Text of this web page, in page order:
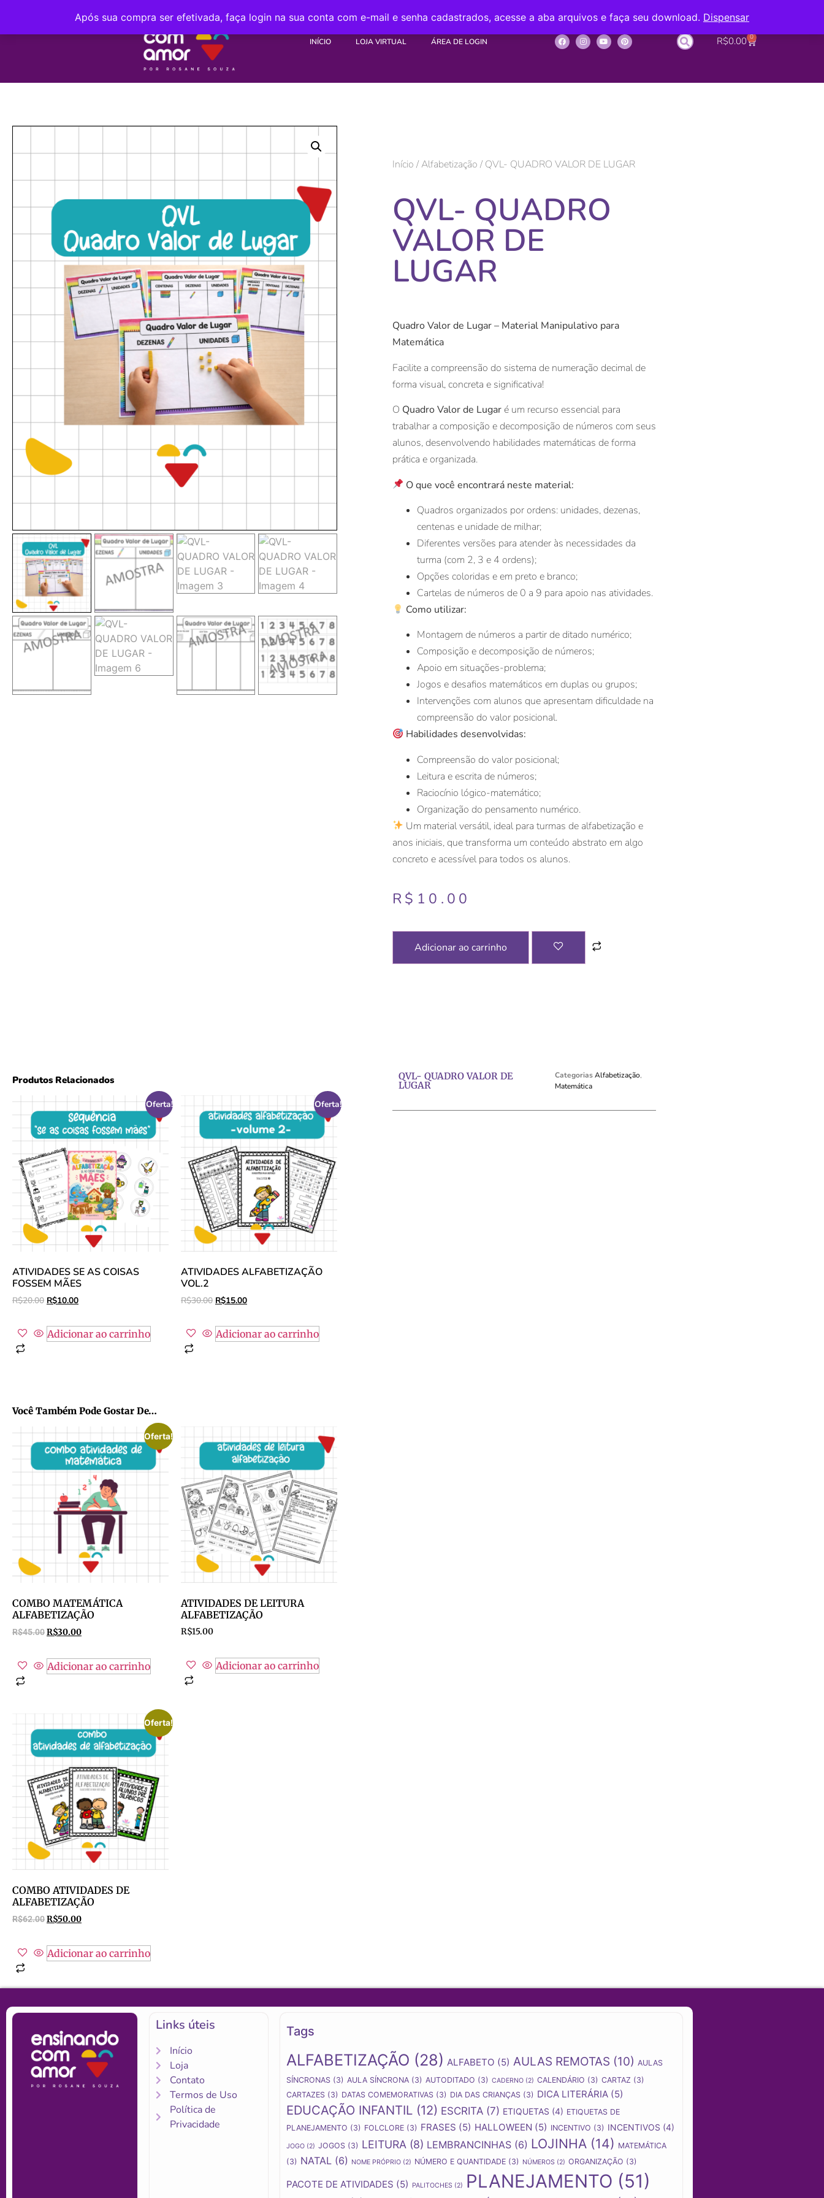
Após sua compra ser efetivada, faça login na sua conta com e-mail e senha cadastrados, acesse a aba arquivos e faça seu download. Dispensar
INÍCIO LOJA VIRTUAL ÁREA DE LOGIN R$0.00 0
Início /Alfabetização / QVL- QUADRO VALOR DE LUGAR
QVL- QUADRO
VALOR DE
LUGAR
Quadro Valor de Lugar – Material Manipulativo para
Matemática
Facilite a compreensão do sistema de numeração decimal de
forma visual, concreta e significativa!
O Quadro Valor de Lugaré um recurso essencial para
trabalhar a composição e decomposição de números com seus
alunos, desenvolvendo habilidades matemáticas de forma
prática e organizada.
O que você encontrará neste material:
Quadros organizados por ordens: unidades, dezenas,
centenas e unidade de milhar;
Diferentes versões para atender às necessidades da
turma (com 2, 3 e 4 ordens);
Opções coloridas e em preto e branco;
Cartelas de números de 0 a 9 para apoio nas atividades.
Como utilizar:
Montagem de números a partir de ditado numérico;
Composição e decomposição de números;
Apoio em situações-problema;
Jogos e desafios matemáticos em duplas ou grupos;
Intervenções com alunos que apresentam dificuldade na
compreensão do valor posicional.
Habilidades desenvolvidas:
Compreensão do valor posicional;
Leitura e escrita de números;
Raciocínio lógico-matemático;
Organização do pensamento numérico.
Um material versátil, ideal para turmas de alfabetização e
anos iniciais, que transforma um conteúdo abstrato em algo
concreto e acessível para todos os alunos.
R$ 10.00
Adicionar ao carrinho
Produtos Relacionados
Oferta!
ATIVIDADES SE AS COISAS
FOSSEM MÃES
R$20.00 R$10.00
Adicionar ao carrinho
Oferta!
ATIVIDADES ALFABETIZAÇÃO
VOL.2
R$30.00 R$15.00
Adicionar ao carrinho
Você Também Pode Gostar De…
Oferta!
COMBO MATEMÁTICA
ALFABETIZAÇÃO
R$45.00R$30.00
Adicionar ao carrinho
ATIVIDADES DE LEITURA
ALFABETIZAÇÃO
R$15.00
Adicionar ao carrinho
Oferta!
COMBO ATIVIDADES DE
ALFABETIZAÇÃO
R$62.00R$50.00
Adicionar ao carrinho
QVL- QUADRO VALOR DE
LUGAR
CategoriasAlfabetização,
Matemática
Links úteis
Início
Loja
Contato
Termos de Uso
Política de
Privacidade
Tags
ALFABETIZAÇÃO (28) ALFABETO (5) AULAS REMOTAS (10) AULAS
SÍNCRONAS(3) AULA SÍNCRONA(3) AUTODITADO (3) CADERNO(2) CALENDÁRIO (3) CARTAZ (3)
CARTAZES(3) DATAS COMEMORATIVAS(3) DIA DAS CRIANÇAS(3) DICA LITERÁRIA(5)
EDUCAÇÃO INFANTIL(12) ESCRITA(7) ETIQUETAS (4) ETIQUETAS DE
PLANEJAMENTO (3) FOLCLORE(3) FRASES (5) HALLOWEEN (5) INCENTIVO (3) INCENTIVOS (4)
JOGO(2) JOGOS(3) LEITURA (8) LEMBRANCINHAS(6) LOJINHA(14) MATEMÁTICA
(3) NATAL(6) NOME PRÓPRIO(2) NÚMERO E QUANTIDADE(3) NÚMEROS (2) ORGANIZAÇÃO (3)
PACOTE DE ATIVIDADES (5) PALITOCHES (2) PLANEJAMENTO (51)